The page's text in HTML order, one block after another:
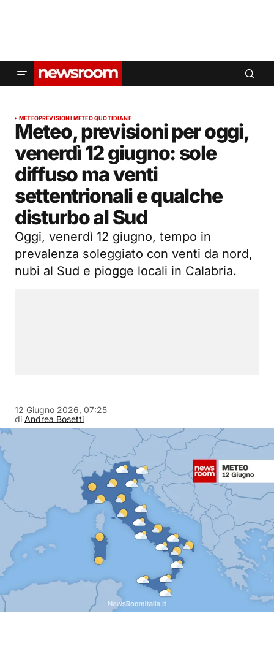
METEOPREVISIONI METEO QUOTIDIANE
Meteo, previsioni per oggi,
venerdì 12 giugno: sole
diffuso ma venti
settentrionali e qualche
disturbo al Sud
Oggi, venerdì 12 giugno, tempo in
prevalenza soleggiato con venti da nord,
nubi al Sud e piogge locali in Calabria.
di Andrea Bosetti
12 Giugno 2026, 07:25